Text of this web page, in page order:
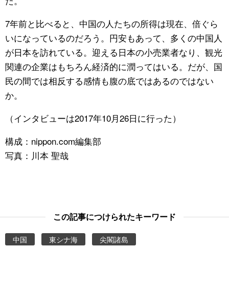
7年前と比べると、中国の人たちの所得は現在、倍ぐら
いになっているのだろう。円安もあって、多くの中国人
が日本を訪れている。迎える日本の小売業者なり、観光
関連の企業はもちろん経済的に潤ってはいる。だが、国
民の間では相反する感情も腹の底ではあるのではない
か。
（インタビューは2017年10月26日に行った）
構成：nippon.com編集部
写真：川本 聖哉
この記事につけられたキーワード
中国 東シナ海 尖閣諸島